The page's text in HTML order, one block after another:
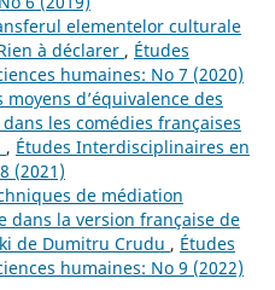
elementelor culturale
à déclarer , Études
humaines: No 7 (2020)
moyens d’équivalence des
les comédies françaises
, Études Interdisciplinaires en
(2021)
de médiation
la version française de
de Dumitru Crudu , Études
humaines: No 9 (2022)